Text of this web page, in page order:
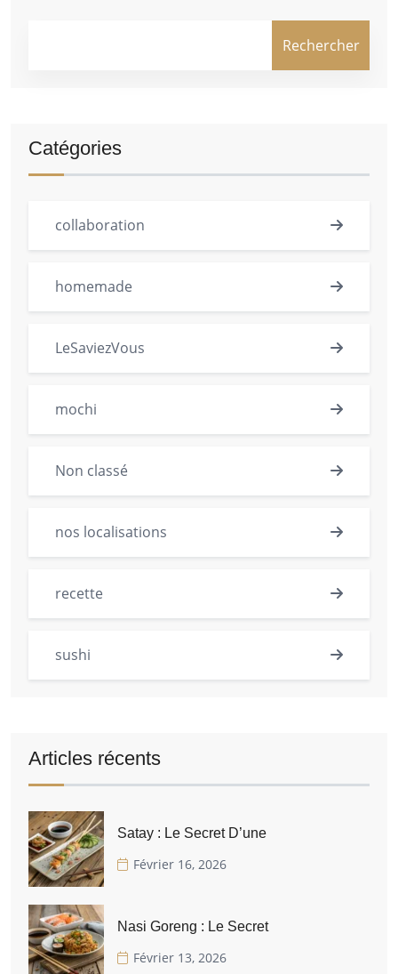
Rechercher
Catégories
collaboration
homemade
LeSaviezVous
mochi
Non classé
nos localisations
recette
sushi
Articles récents
Satay : Le Secret D’une
Février 16, 2026
Nasi Goreng : Le Secret
Février 13, 2026